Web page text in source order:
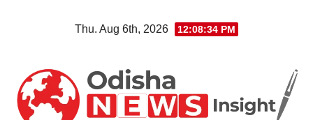
Thu. Aug 6th, 2026 12:08:35 PM